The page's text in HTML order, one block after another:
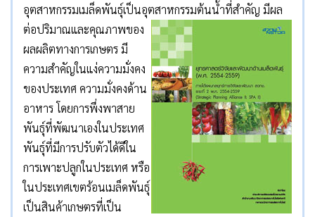
อุตสาหกรรมเมล็ดพันธุ์เป็นอุตสาหกรรมต้นน้ำที่สำคัญ มีผล
ต่อปริมาณและคุณภาพของ
ผลผลิตทางการเกษตร มี
ความสำคัญในแง่ความมั่งคง
ของประเทศ ความมั่งคงด้าน
อาหาร โดยการพึ่งพาสาย
พันธุ์ที่พัฒนาเองในประเทศ
พันธุ์ที่มีการปรับตัวได้ดีใน
การเพาะปลูกในประเทศ หรือ
ในประเทศเขตร้อนเมล็ดพันธุ์
เป็นสินค้าเกษตรที่เป็น